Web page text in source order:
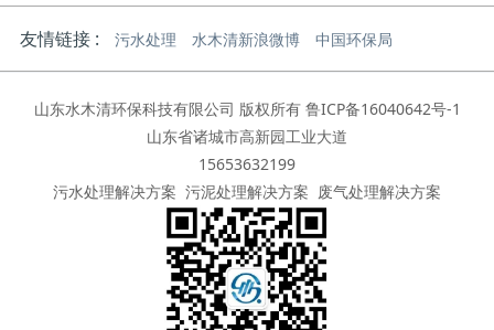
友情链接 : 污水处理 水木清新浪微博 中国环保局
山东水木清环保科技有限公司 版权所有 鲁ICP备16040642号-1
山东省诸城市高新园工业大道
15653632199
污水处理解决方案 污泥处理解决方案 废气处理解决方案